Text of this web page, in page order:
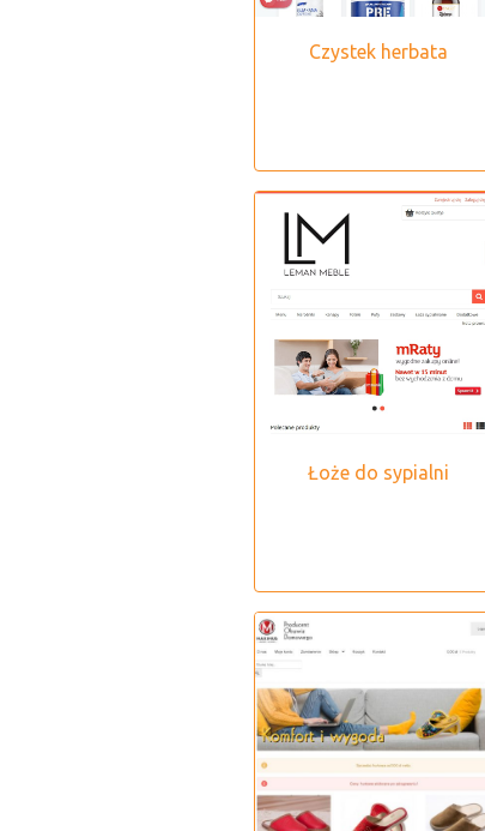
Czystek herbata
Łoże do sypialni